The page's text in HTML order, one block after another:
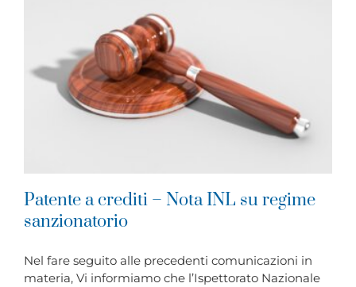
Patente a crediti – Nota INL su regime
sanzionatorio
Nel fare seguito alle precedenti comunicazioni in
materia, Vi informiamo che l’Ispettorato Nazionale